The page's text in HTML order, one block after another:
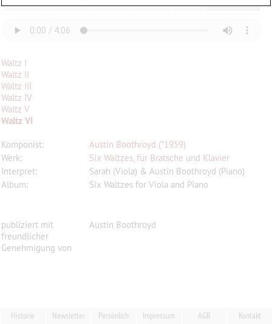
Waltz I
Waltz II
Waltz III
Waltz IV
Waltz V
Waltz VI
Komponist:
Austin Boothroyd (*1959)
Werk:
Six Waltzes, für Bratsche und Klavier
Interpret:
Sarah (Viola) & Austin Boothroyd (Piano)
Album:
Six Waltzes for Viola and Piano
publiziert mit
freundlicher
Genehmigung von
Austin Boothroyd
Historie Newsletter Persönlich Impressum AGB Kontakt